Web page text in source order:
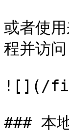
或者使
程并访
![](/
### 本